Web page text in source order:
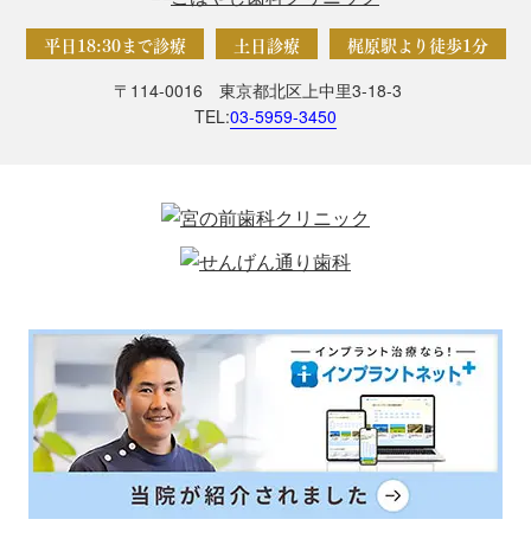
平日18:30まで診療 土日診療 梶原駅より徒歩1分
〒114-0016 東京都北区上中里3-18-3
TEL:03-5959-3450